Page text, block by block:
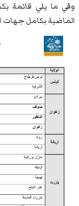
الماضية بكامل جهات